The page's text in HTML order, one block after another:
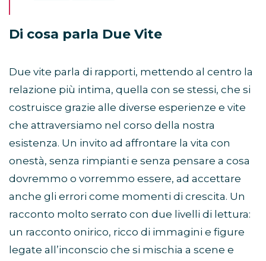
Di cosa parla Due Vite
Due vite parla di rapporti, mettendo al centro la
relazione più intima, quella con se stessi, che si
costruisce grazie alle diverse esperienze e vite
che attraversiamo nel corso della nostra
esistenza. Un invito ad affrontare la vita con
onestà, senza rimpianti e senza pensare a cosa
dovremmo o vorremmo essere, ad accettare
anche gli errori come momenti di crescita. Un
racconto molto serrato con due livelli di lettura:
un racconto onirico, ricco di immagini e figure
legate all’inconscio che si mischia a scene e